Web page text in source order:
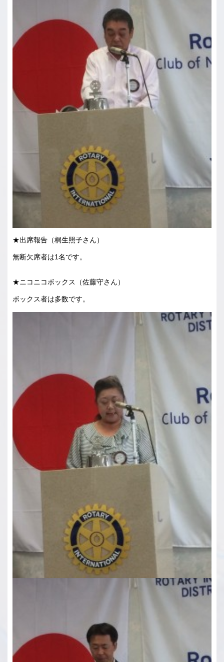
★出席報告（桐生照子さん）
無断欠席者は1名です。
★ニコニコボックス（佐藤守さん）
ボックス者は多数です。